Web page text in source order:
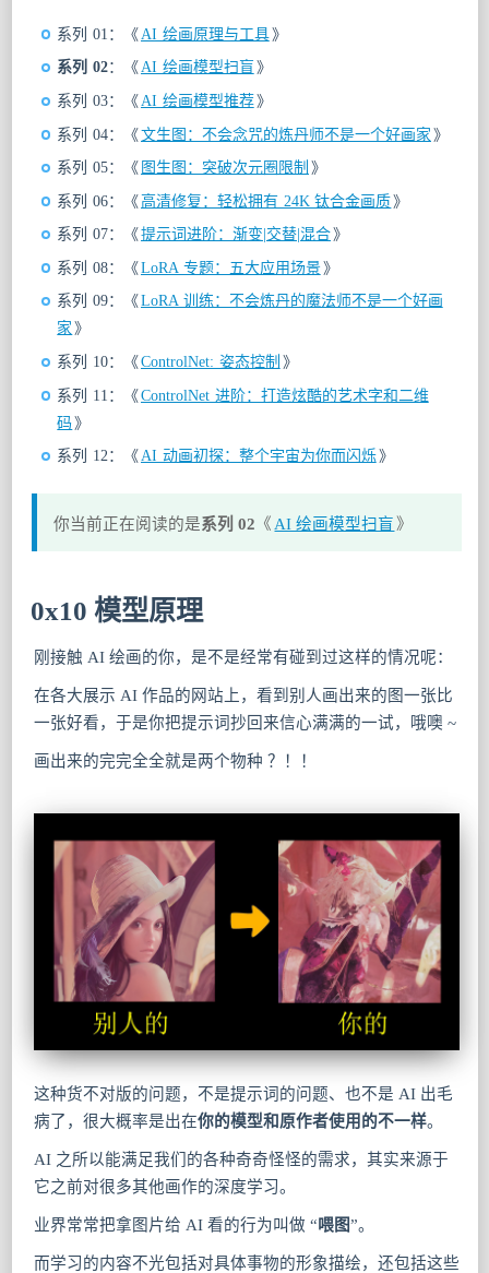
系列 01：《 AI 绘画原理与工具 》
系列 02：《 AI 绘画模型扫盲 》
系列 03：《 AI 绘画模型推荐 》
系列 04：《文生图：不会念咒的炼丹师不是一个好画家 》
系列 05：《 图生图：突破次元圈限制 》
系列 06：《高清修复：轻松拥有 24K 钛合金画质》
系列 07：《 提示词进阶：渐变|交替|混合 》
系列 08：《 LoRA 专题：五大应用场景 》
系列 09：《 LoRA 训练：不会炼丹的魔法师不是一个好画
家 》
系列 10：《 ControlNet: 姿态控制 》
系列 11：《ControlNet 进阶：打造炫酷的艺术字和二维
码》
系列 12：《 AI 动画初探：整个宇宙为你而闪烁 》
你当前正在阅读的是系列 02 《 AI 绘画模型扫盲 》
0x10 模型原理
刚接触 AI 绘画的你，是不是经常有碰到过这样的情况呢：
在各大展示 AI 作品的网站上，看到别人画出来的图一张比
一张好看，于是你把提示词抄回来信心满满的一试，哦噢 ~
画出来的完完全全就是两个物种 ？！！
这种货不对版的问题，不是提示词的问题、也不是 AI 出毛
病了，很大概率是出在你的模型和原作者使用的不一样。
AI 之所以能满足我们的各种奇奇怪怪的需求，其实来源于
它之前对很多其他画作的深度学习。
业界常常把拿图片给 AI 看的行为叫做 “喂图”。
而学习的内容不光包括对具体事物的形象描绘，还包括这些